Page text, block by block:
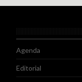
Agenda
Editorial